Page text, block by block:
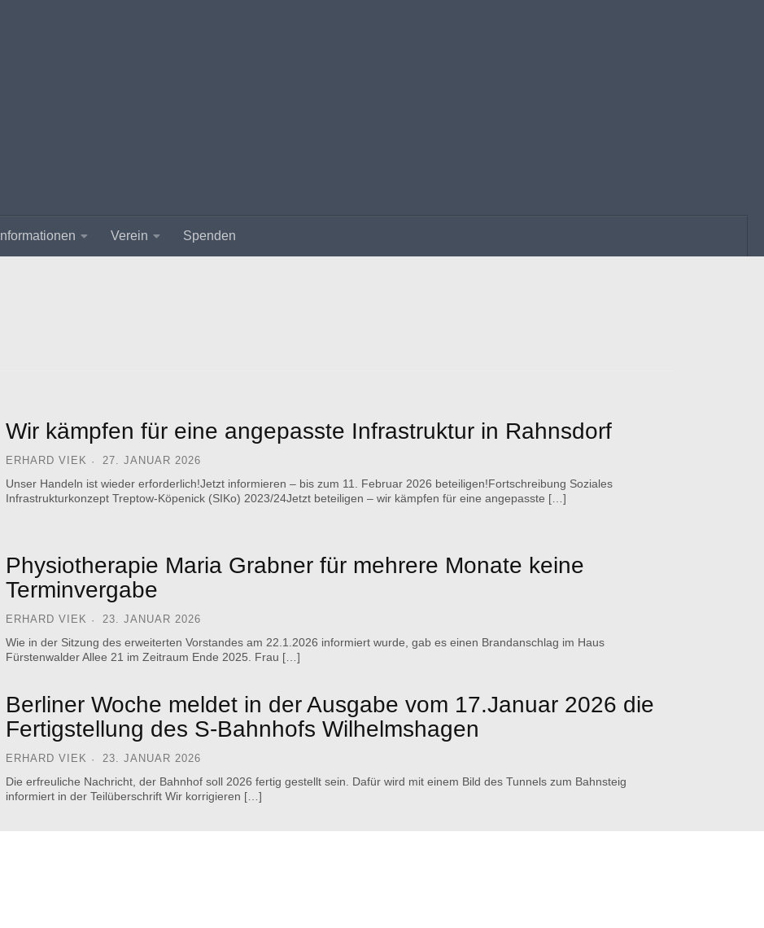
Informationen Verein Spenden
Wir kämpfen für eine angepasste Infrastruktur in Rahnsdorf
ERHARD VIEK 27. JANUAR 2026
Unser Handeln ist wieder erforderlich!Jetzt informieren – bis zum 11. Februar 2026 beteiligen!Fortschreibung Soziales
Infrastrukturkonzept Treptow-Köpenick (SIKo) 2023/24Jetzt beteiligen – wir kämpfen für eine angepasste […]
Physiotherapie Maria Grabner für mehrere Monate keine
Terminvergabe
ERHARD VIEK 23. JANUAR 2026
Wie in der Sitzung des erweiterten Vorstandes am 22.1.2026 informiert wurde, gab es einen Brandanschlag im Haus
Fürstenwalder Allee 21 im Zeitraum Ende 2025. Frau […]
Berliner Woche meldet in der Ausgabe vom 17.Januar 2026 die
Fertigstellung des S-Bahnhofs Wilhelmshagen
ERHARD VIEK 23. JANUAR 2026
Die erfreuliche Nachricht, der Bahnhof soll 2026 fertig gestellt sein. Dafür wird mit einem Bild des Tunnels zum Bahnsteig
informiert in der Teilüberschrift Wir korrigieren […]